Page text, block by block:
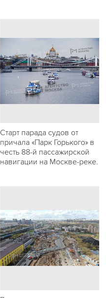
Старт парада судов от
причала «Парк Горького» в
честь 88-й пассажирской
навигации на Москве-реке.